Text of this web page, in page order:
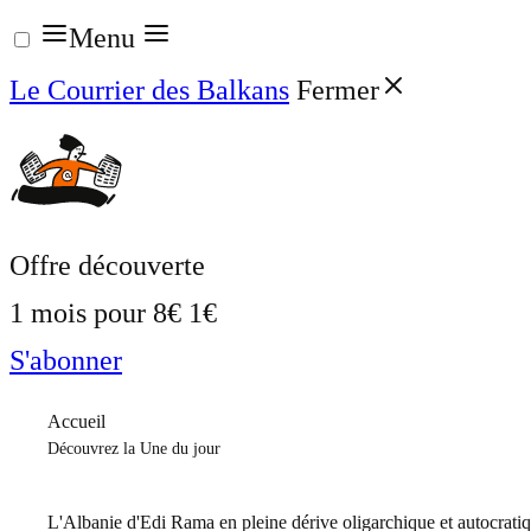
Aller
au
contenu
Menu
Le Courrier des Balkans Fermer
Offre découverte
1 mois pour 8€ 1€
S'abonner
Accueil
Découvrez la Une du jour
L'Albanie d'Edi Rama en pleine dérive oligarchique et